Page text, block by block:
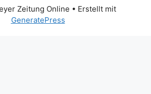
Zeitung Online • Erstellt mit
GeneratePress